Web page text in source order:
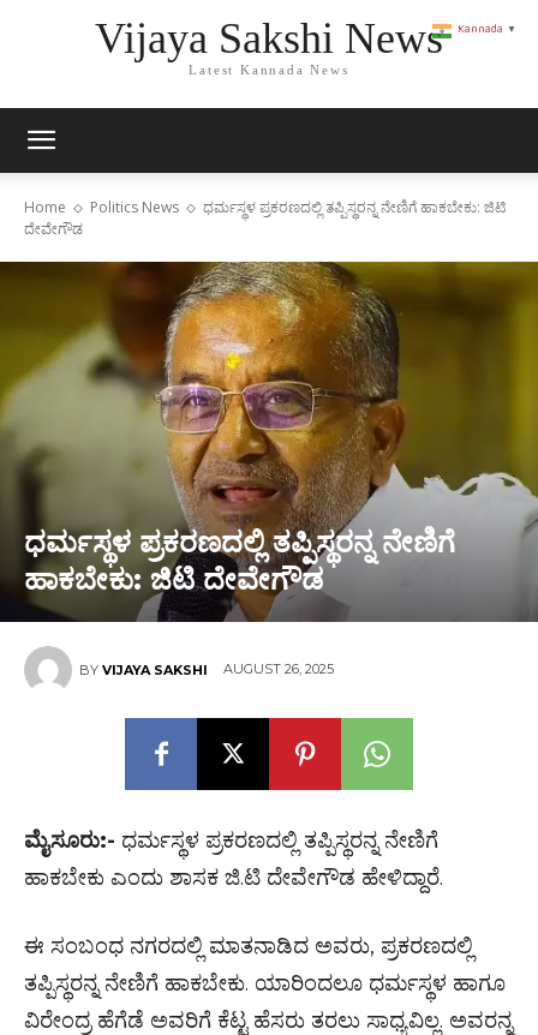
Vijaya Sakshi News
Latest Kannada News
Home Politics News
ಧರ್ಮಸ್ಥಳ ಪ್ರಕರಣದಲ್ಲಿ ತಪ್ಪಿಸ್ಥರನ್ನ ನೇಣಿಗೆ ಹಾಕಬೇಕು: ಜಿಟಿ
ದೇವೇಗೌಡ
ಧರ್ಮಸ್ಥಳ ಪ್ರಕರಣದಲ್ಲಿ ತಪ್ಪಿಸ್ಥರನ್ನ ನೇಣಿಗೆ
ಹಾಕಬೇಕು: ಜಿಟಿ ದೇವೇಗೌಡ
BY VIJAYA SAKSHI AUGUST 26, 2025
ಮೈಸೂರು:- ಧರ್ಮಸ್ಥಳ ಪ್ರಕರಣದಲ್ಲಿ ತಪ್ಪಿಸ್ಥರನ್ನ ನೇಣಿಗೆ
ಹಾಕಬೇಕು ಎಂದು ಶಾಸಕ ಜಿ.ಟಿ ದೇವೇಗೌಡ ಹೇಳಿದ್ದಾರೆ.
ಈ ಸಂಬಂಧ ನಗರದಲ್ಲಿ ಮಾತನಾಡಿದ ಅವರು, ಪ್ರಕರಣದಲ್ಲಿ
ತಪ್ಪಿಸ್ಥರನ್ನ ನೇಣಿಗೆ ಹಾಕಬೇಕು. ಯಾರಿಂದಲೂ ಧರ್ಮಸ್ಥಳ ಹಾಗೂ
ವಿರೇಂದ್ರ ಹೆಗೆಡೆ ಅವರಿಗೆ ಕೆಟ್ಟ ಹೆಸರು ತರಲು ಸಾಧ್ಯವಿಲ್ಲ. ಅವರನ್ನ
Kannada ▼